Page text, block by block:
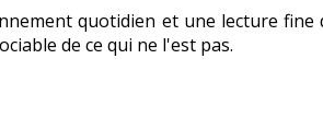
quotidien et une lecture fine
de ce qui ne l'est pas.